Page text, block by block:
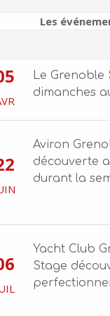
Les
Le Grenoble
dimanches
Aviron
découverte
durant la
Yacht Club
Stage